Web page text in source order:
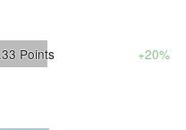
Points +20%